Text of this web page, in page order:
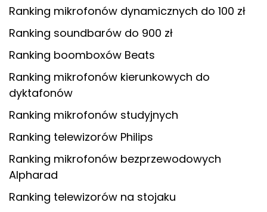
Ranking mikrofonów dynamicznych do 100 zł
Ranking soundbarów do 900 zł
Ranking boomboxów Beats
Ranking mikrofonów kierunkowych do
dyktafonów
Ranking mikrofonów studyjnych
Ranking telewizorów Philips
Ranking mikrofonów bezprzewodowych
Alpharad
Ranking telewizorów na stojaku